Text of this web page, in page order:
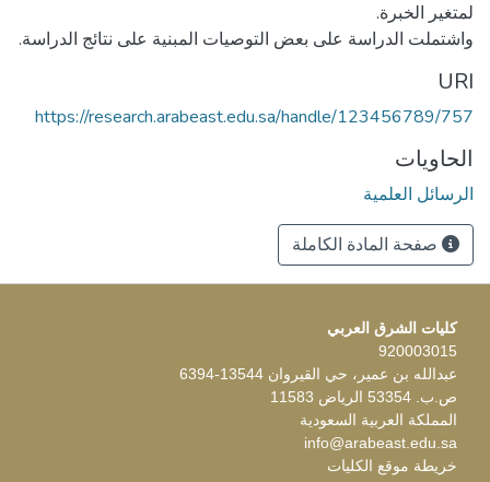
واشتملت الدراسة على بعض التوصيات المبنية على نتائج الدراسة.
URI
https://research.arabeast.edu.sa/handle/123456789/757
الحاويات
الرسائل العلمية
صفحة المادة الكاملة
كليات الشرق العربي
920003015
عبدالله بن عمير، حي القيروان 13544-6394
ص.ب. 53354 الرياض 11583
المملكة العربية السعودية
info@arabeast.edu.sa
خريطة موقع الكليات